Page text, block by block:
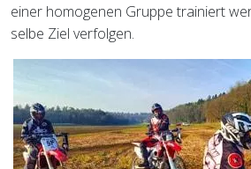
einer homogenen Gruppe trainiert
selbe Ziel verfolgen.